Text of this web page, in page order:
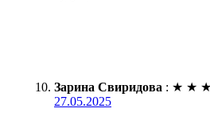
Зарина Свиридова : ★ ★ ★
27.05.2025